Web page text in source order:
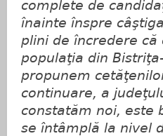
complete de
înainte înspre
plini de încredere
populaţia din
propunem
continuare, a
constatăm noi, este
se întâmplă la nivel